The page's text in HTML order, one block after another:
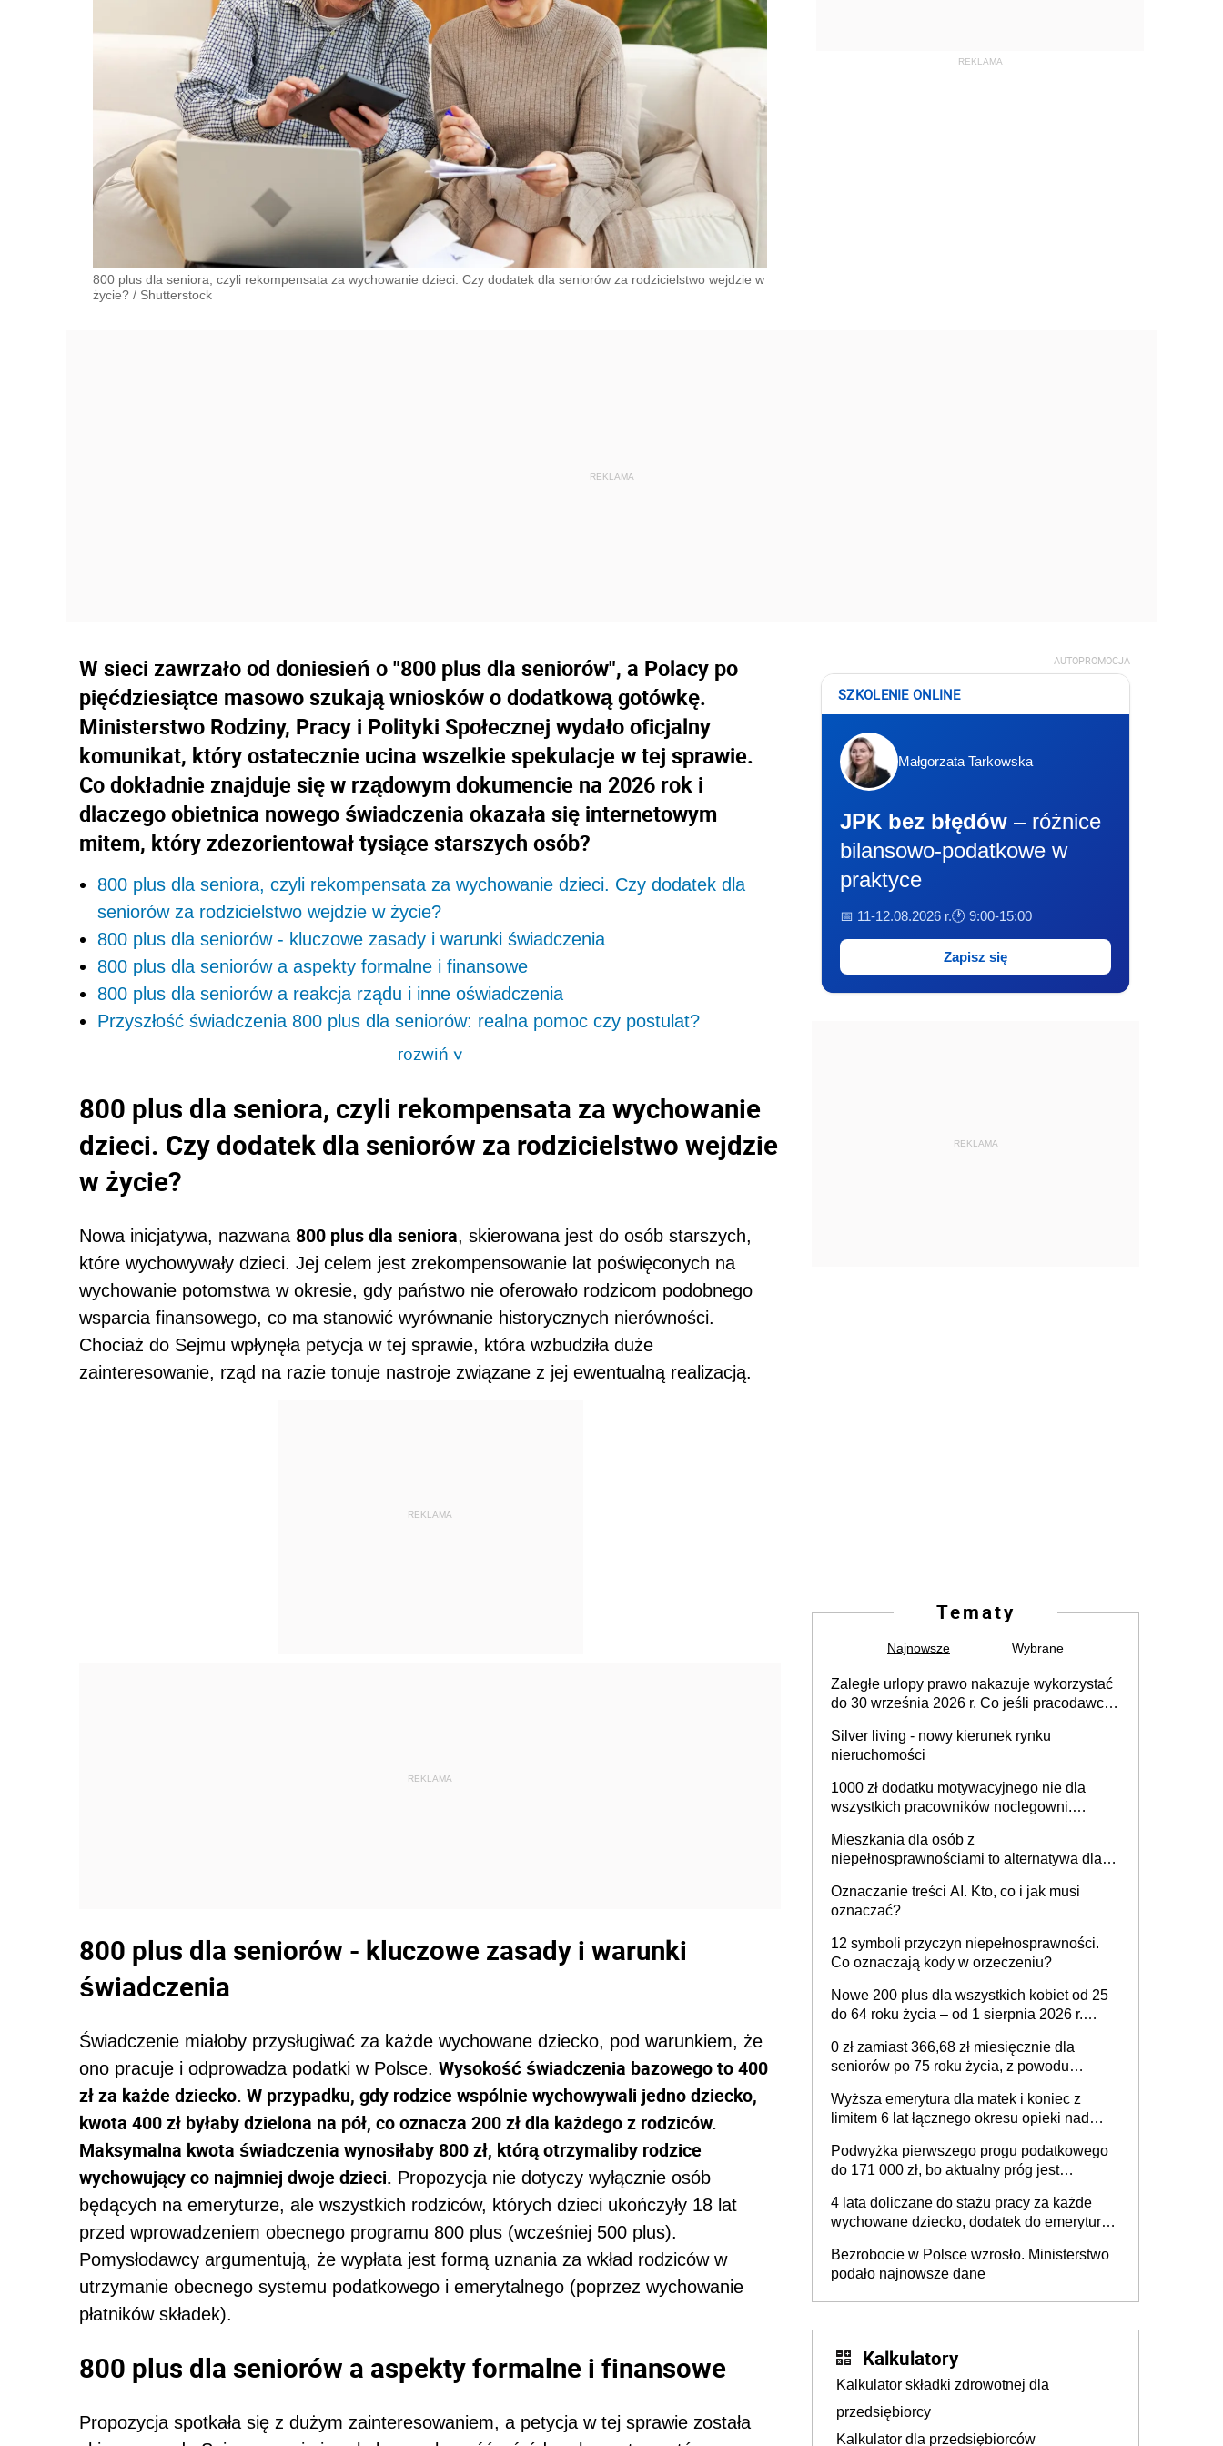
800 plus dla seniora, czyli rekompensata za wychowanie dzieci. Czy dodatek dla seniorów za rodzicielstwo wejdzie w
życie? / Shutterstock
W sieci zawrzało od doniesień o "800 plus dla seniorów", a Polacy po
pięćdziesiątce masowo szukają wniosków o dodatkową gotówkę.
Ministerstwo Rodziny, Pracy i Polityki Społecznej wydało oficjalny
komunikat, który ostatecznie ucina wszelkie spekulacje w tej sprawie.
Co dokładnie znajduje się w rządowym dokumencie na 2026 rok i
dlaczego obietnica nowego świadczenia okazała się internetowym
mitem, który zdezorientował tysiące starszych osób?
800 plus dla seniora, czyli rekompensata za wychowanie dzieci. Czy dodatek dla
seniorów za rodzicielstwo wejdzie w życie?
800 plus dla seniorów - kluczowe zasady i warunki świadczenia
800 plus dla seniorów a aspekty formalne i finansowe
800 plus dla seniorów a reakcja rządu i inne oświadczenia
Przyszłość świadczenia 800 plus dla seniorów: realna pomoc czy postulat?
rozwiń>
800 plus dla seniora, czyli rekompensata za wychowanie
dzieci. Czy dodatek dla seniorów za rodzicielstwo wejdzie
w życie?
Nowa inicjatywa, nazwana 800 plus dla seniora, skierowana jest do osób starszych,
które wychowywały dzieci. Jej celem jest zrekompensowanie lat poświęconych na
wychowanie potomstwa w okresie, gdy państwo nie oferowało rodzicom podobnego
wsparcia finansowego, co ma stanowić wyrównanie historycznych nierówności.
Chociaż do Sejmu wpłynęła petycja w tej sprawie, która wzbudziła duże
zainteresowanie, rząd na razie tonuje nastroje związane z jej ewentualną realizacją.
REKLAMA
REKLAMA
800 plus dla seniorów - kluczowe zasady i warunki
świadczenia
Świadczenie miałoby przysługiwać za każde wychowane dziecko, pod warunkiem, że
ono pracuje i odprowadza podatki w Polsce. Wysokość świadczenia bazowego to 400
zł za każde dziecko. W przypadku, gdy rodzice wspólnie wychowywali jedno dziecko,
kwota 400 zł byłaby dzielona na pół, co oznacza 200 zł dla każdego z rodziców.
Maksymalna kwota świadczenia wynosiłaby 800 zł, którą otrzymaliby rodzice
wychowujący co najmniej dwoje dzieci. Propozycja nie dotyczy wyłącznie osób
będących na emeryturze, ale wszystkich rodziców, których dzieci ukończyły 18 lat
przed wprowadzeniem obecnego programu 800 plus (wcześniej 500 plus).
Pomysłodawcy argumentują, że wypłata jest formą uznania za wkład rodziców w
utrzymanie obecnego systemu podatkowego i emerytalnego (poprzez wychowanie
płatników składek).
800 plus dla seniorów a aspekty formalne i finansowe
Propozycja spotkała się z dużym zainteresowaniem, a petycja w tej sprawie została
AUTOPROMOCJA
SZKOLENIE ONLINE
Małgorzata Tarkowska
JPK bez błędów – różnice
bilansowo-podatkowe w
praktyce
📅 11-12.08.2026 r.🕐 9:00-15:00
Zapisz się
REKLAMA
Tematy
Najnowsze Wybrane
Zaległe urlopy prawo nakazuje wykorzystać
do 30 września 2026 r. Co jeśli pracodawca
Silver living - nowy kierunek rynku
nieruchomości
1000 zł dodatku motywacyjnego nie dla
wszystkich pracowników noclegowni.
Mieszkania dla osób z
niepełnosprawnościami to alternatywa dla
samodzielnie lub z rodziną
Oznaczanie treści AI. Kto, co i jak musi
oznaczać?
12 symboli przyczyn niepełnosprawności.
Co oznaczają kody w orzeczeniu?
Nowe 200 plus dla wszystkich kobiet od 25
do 64 roku życia – od 1 sierpnia 2026 r.
programu rządowego
0 zł zamiast 366,68 zł miesięcznie dla
seniorów po 75 roku życia, z powodu
sprawie iluzorycznego świadczenia
Wyższa emerytura dla matek i koniec z
limitem 6 lat łącznego okresu opieki nad
świadczenia emerytalnego – sprawa już w
Ministerstwie Rodziny, Pracy i Polityki
Społecznej
Podwyżka pierwszego progu podatkowego
do 171 000 zł, bo aktualny próg jest
– zapadła decyzja Sejmu
4 lata doliczane do stażu pracy za każde
wychowane dziecko, dodatek do emerytury
dla rodziców trójki dzieci. Znamy stanowisko
sejmowej komisji
Bezrobocie w Polsce wzrosło. Ministerstwo
podało najnowsze dane
Kalkulatory
Kalkulator składki zdrowotnej dla
przedsiębiorcy
Kalkulator dla przedsiębiorców